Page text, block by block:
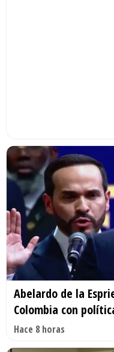
Abelardo de la
Colombia con
Hace 8 horas